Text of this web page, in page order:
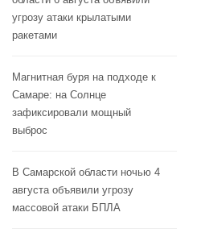
угрозу атаки крылатыми
ракетами
Магнитная буря на подходе к
Самаре: на Солнце
зафиксировали мощный
выброс
В Самарской области ночью 4
августа объявили угрозу
массовой атаки БПЛА